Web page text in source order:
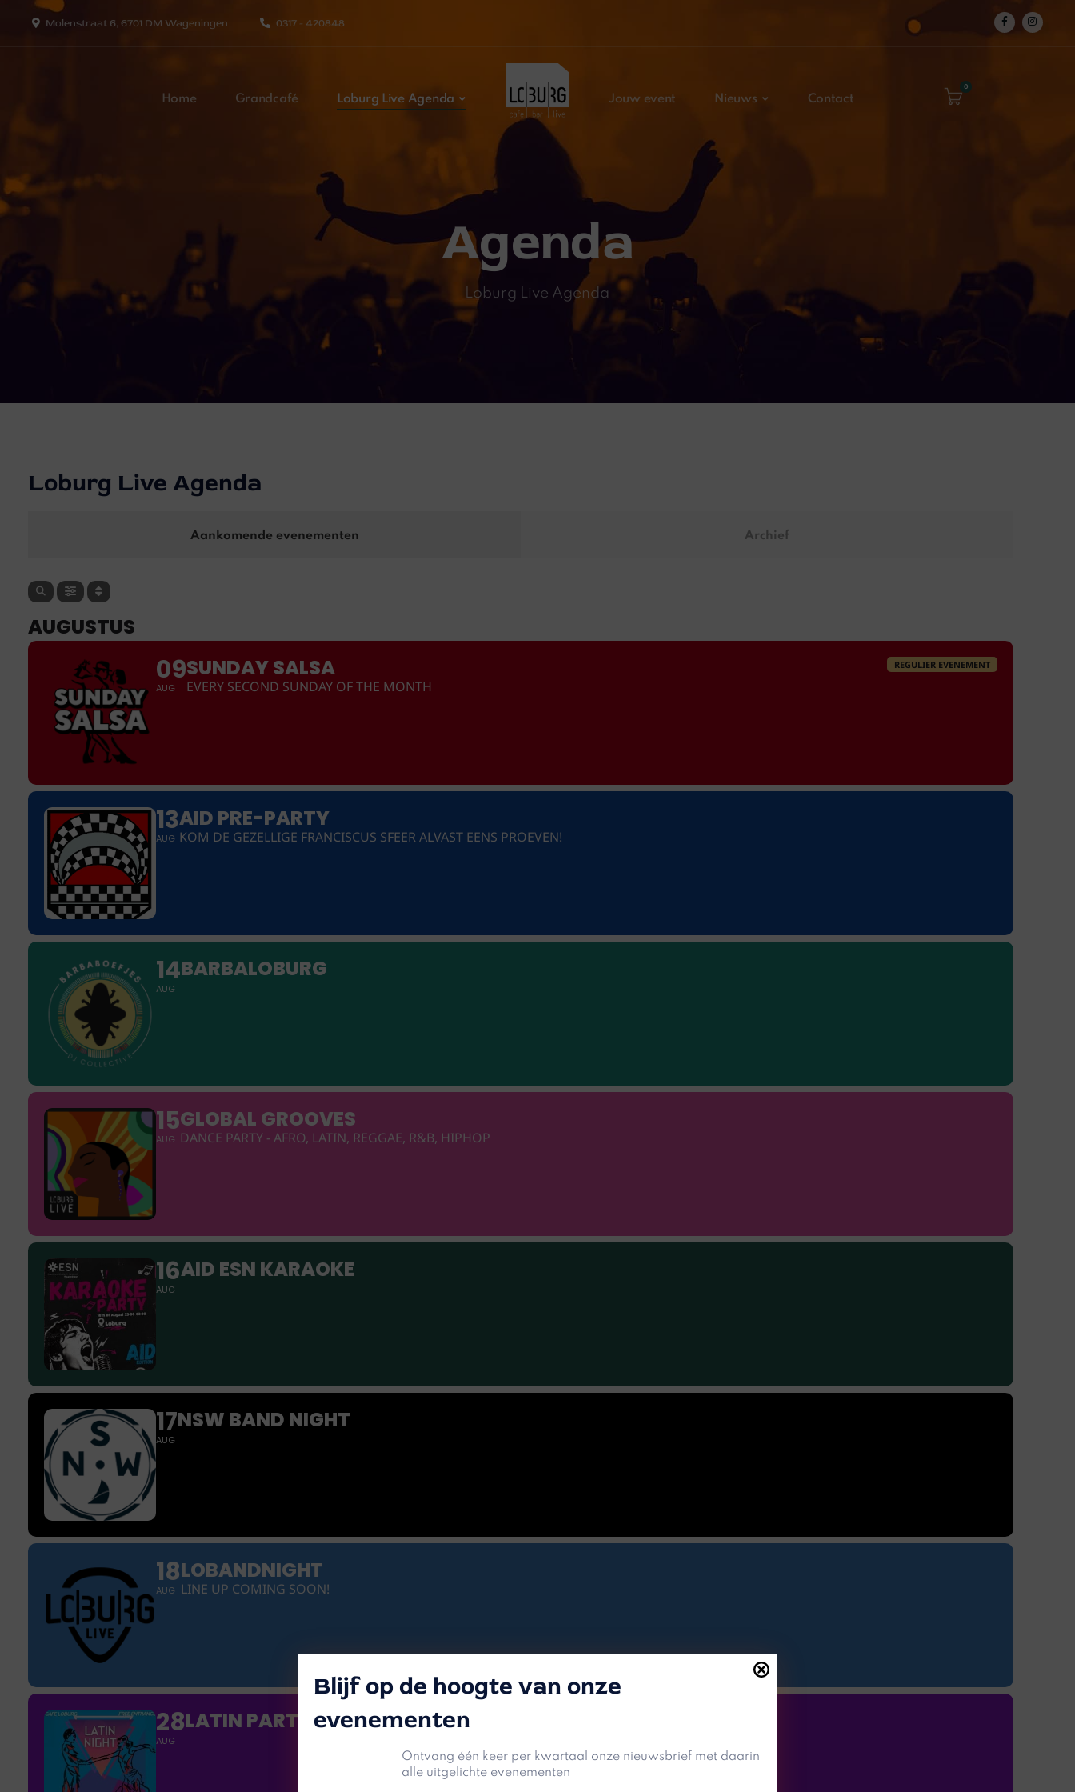
Molenstraat 6, 6701 DM Wageningen 0317 - 420848
Home Grandcafé Loburg Live Agenda Jouw event Nieuws Contact
0
Agenda
Loburg Live Agenda
Loburg Live Agenda
Aankomende evenementen Archief
AUGUSTUS
09
AUG
SUNDAY SALSA
EVERY SECOND SUNDAY OF THE MONTH
REGULIER EVENEMENT
13
AUG
AID PRE-PARTY
KOM DE GEZELLIGE FRANCISCUS SFEER ALVAST EENS PROEVEN!
14
AUG
BARBALOBURG
15
AUG
GLOBAL GROOVES
DANCE PARTY - AFRO, LATIN, REGGAE, R&B, HIPHOP
16
AUG
AID ESN KARAOKE
17
AUG
NSW BAND NIGHT
18
AUG
LOBANDNIGHT
LINE UP COMING SOON!
28
AUG
LATIN PARTY
Blijf op de hoogte van onze
evenementen
Ontvang één keer per kwartaal onze nieuwsbrief met daarin
alle uitgelichte evenementen